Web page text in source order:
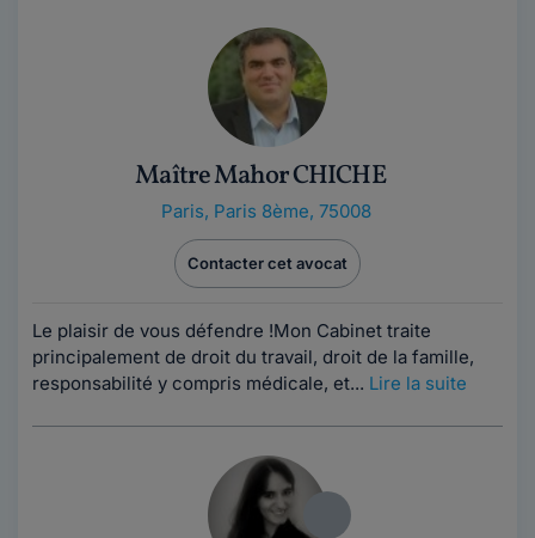
Maître Mahor CHICHE
Paris, Paris 8ème, 75008
Contacter cet avocat
Le plaisir de vous défendre !Mon Cabinet traite
principalement de droit du travail, droit de la famille,
responsabilité y compris médicale, et... Lire la suite